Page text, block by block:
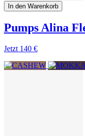
In den Warenkorb
Pumps Alina
Jetzt 140 €